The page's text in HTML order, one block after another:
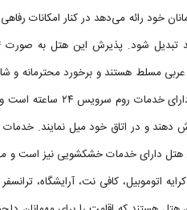
خود رائه می‌دهد در کنار امکانات
مسلط هستند و برخورد محترمانه و
رضایت مهمانان ساکن در هتل را
دهند و در اتاق خود میل نمایند. خدمات
هتل دارای خدمات خشکشویی نیز است و
اتوموبیل، کافی نت، آرایشگاه،